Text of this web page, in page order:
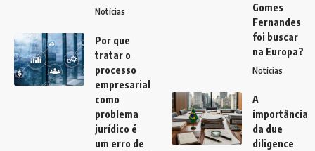
Notícias
Por que
tratar o
processo
empresarial
como
problema
jurídico é
um erro de
Gomes
Fernandes
foi buscar
na Europa?
Notícias
A
importância
da due
diligence